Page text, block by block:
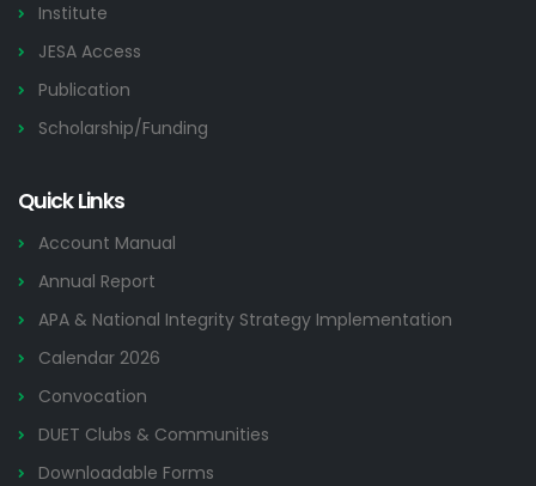
Institute
JESA Access
Publication
Scholarship/Funding
Quick Links
Account Manual
Annual Report
APA & National Integrity Strategy Implementation
Calendar 2026
Convocation
DUET Clubs & Communities
Downloadable Forms